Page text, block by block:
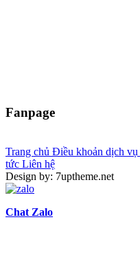
Fanpage
Trang chủ Điều khoản dịch vụ
tức Liên hệ
Design by: 7uptheme.net
Chat Zalo